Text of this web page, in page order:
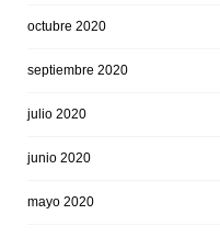
octubre 2020
septiembre 2020
julio 2020
junio 2020
mayo 2020